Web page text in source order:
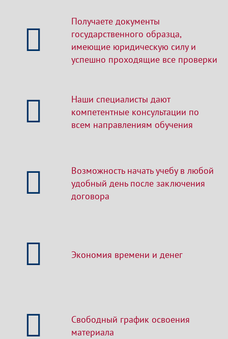
Получаете документы
государственного образца,
имеющие юридическую силу и
успешно проходящие все проверки
Наши специалисты дают
компетентные консультации по
всем направлениям обучения
Возможность начать учебу в любой
удобный день после заключения
договора
Экономия времени и денег
Свободный график освоения
материала